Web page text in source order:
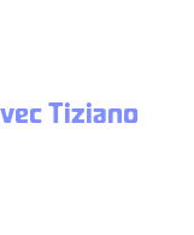
Tiziano